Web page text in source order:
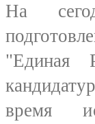
На
"Единая
время